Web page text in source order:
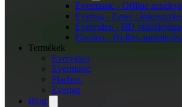
Evermusic - Offline
Evertag - Zenei
Evervideo - HD
Flacbox - Hi-Res
Termékek
Evervideo
Evermusic
Flacbox
Evertag
Blog